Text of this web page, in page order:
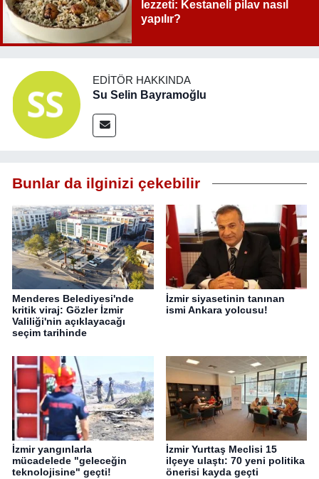
lezzeti: Kestaneli pilav nasıl
yapılır?
EDITÖR HAKKINDA
Su Selin Bayramoğlu
Bunlar da ilginizi çekebilir
Menderes Belediyesi'nde
kritik viraj: Gözler İzmir
Valiliği'nin açıklayacağı
seçim tarihinde
İzmir siyasetinin tanınan
ismi Ankara yolcusu!
İzmir yangınlarla
mücadelede "geleceğin
teknolojisine" geçti!
İzmir Yurttaş Meclisi 15
ilçeye ulaştı: 70 yeni politika
önerisi kayda geçti